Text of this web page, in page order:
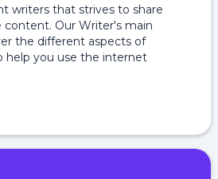
writers that strives to share
content. Our Writer's main
the different aspects of
help you use the internet